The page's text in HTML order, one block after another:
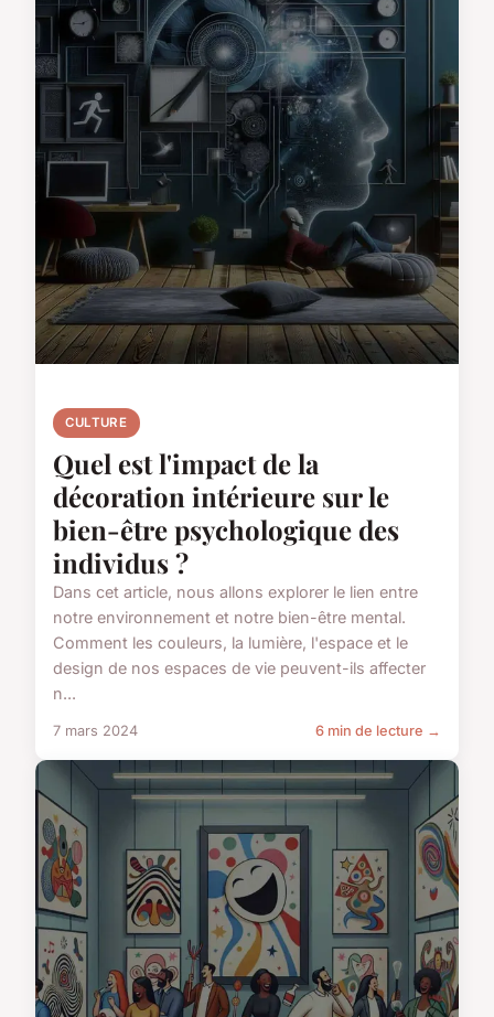
CULTURE
Quel est l'impact de la
décoration intérieure sur le
bien-être psychologique des
individus ?
Dans cet article, nous allons explorer le lien entre
notre environnement et notre bien-être mental.
Comment les couleurs, la lumière, l'espace et le
design de nos espaces de vie peuvent-ils affecter
n...
7 mars 2024 6 min de lecture →